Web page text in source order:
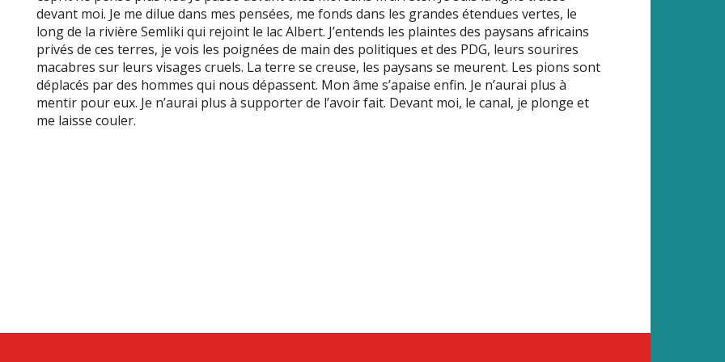
devant moi. Je me dilue dans mes pensées, me fonds dans les grandes étendues vertes, le
long de la rivière Semliki qui rejoint le lac Albert. J’entends les plaintes des paysans africains
privés de ces terres, je vois les poignées de main des politiques et des PDG, leurs sourires
macabres sur leurs visages cruels. La terre se creuse, les paysans se meurent. Les pions sont
déplacés par des hommes qui nous dépassent. Mon âme s’apaise enfin. Je n’aurai plus à
mentir pour eux. Je n’aurai plus à supporter de l’avoir fait. Devant moi, le canal, je plonge et
me laisse couler.